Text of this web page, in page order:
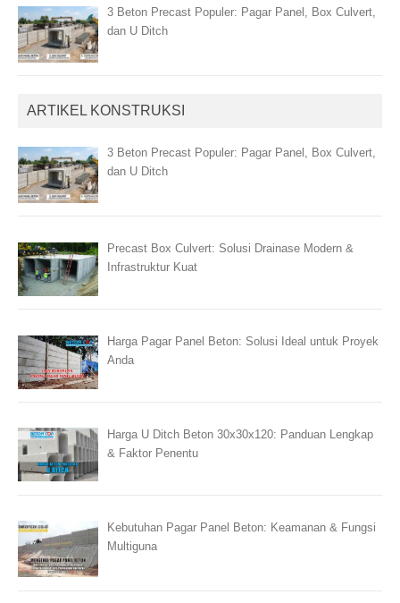
3 Beton Precast Populer: Pagar Panel, Box Culvert,
dan U Ditch
ARTIKEL KONSTRUKSI
3 Beton Precast Populer: Pagar Panel, Box Culvert,
dan U Ditch
Precast Box Culvert: Solusi Drainase Modern &
Infrastruktur Kuat
Harga Pagar Panel Beton: Solusi Ideal untuk Proyek
Anda
Harga U Ditch Beton 30x30x120: Panduan Lengkap
& Faktor Penentu
Kebutuhan Pagar Panel Beton: Keamanan & Fungsi
Multiguna